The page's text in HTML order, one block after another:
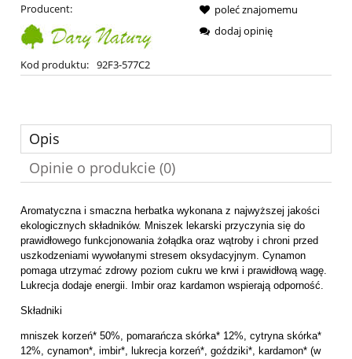
Producent:
Kod produktu: 92F3-577C2
poleć znajomemu
dodaj opinię
Opis
Opinie o produkcie (0)
Aromatyczna i smaczna herbatka wykonana z najwyższej jakości
ekologicznych składników. Mniszek lekarski przyczynia się do
prawidłowego funkcjonowania żołądka oraz wątroby i chroni przed
uszkodzeniami wywołanymi stresem oksydacyjnym. Cynamon
pomaga utrzymać zdrowy poziom cukru we krwi i prawidłową wagę.
Lukrecja dodaje energii. Imbir oraz kardamon wspierają odporność.
Składniki
mniszek korzeń* 50%, pomarańcza skórka* 12%, cytryna skórka*
12%, cynamon*, imbir*, lukrecja korzeń*, goździki*, kardamon* (w